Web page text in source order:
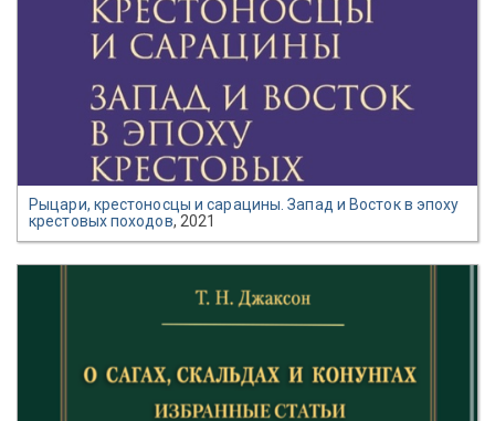
Рыцари, крестоносцы и сарацины. Запад и Восток в эпоху
крестовых походов, 2021